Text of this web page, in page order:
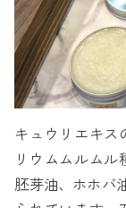
キュウリエキス
リウムムルム
胚芽油、ホホバ